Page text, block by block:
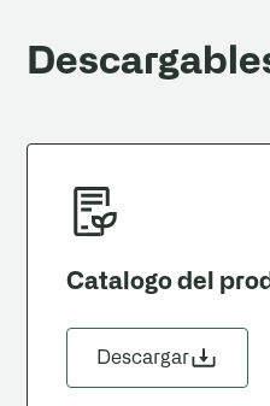
Catalogo del
Descargar